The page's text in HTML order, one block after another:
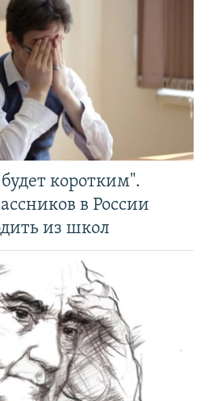
коротким".
в России
из школ